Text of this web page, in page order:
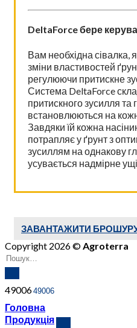
DeltaForce бере
Вам необхідна сівалка,
зміни властивостей
регулюючи притискне
Система DeltaForce
притискного зусилля та
встановлюються на
Завдяки їй кожна
потрапляє у ґрунт з
зусиллям на однакову
усувається надмірне
ЗАВАНТАЖИТИ
Copyright 2026 © Agroterra
49006
Головна
Продукція